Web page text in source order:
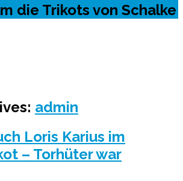
die Trikots von Schalke
admin
Loris Karius im
– Torhüter war